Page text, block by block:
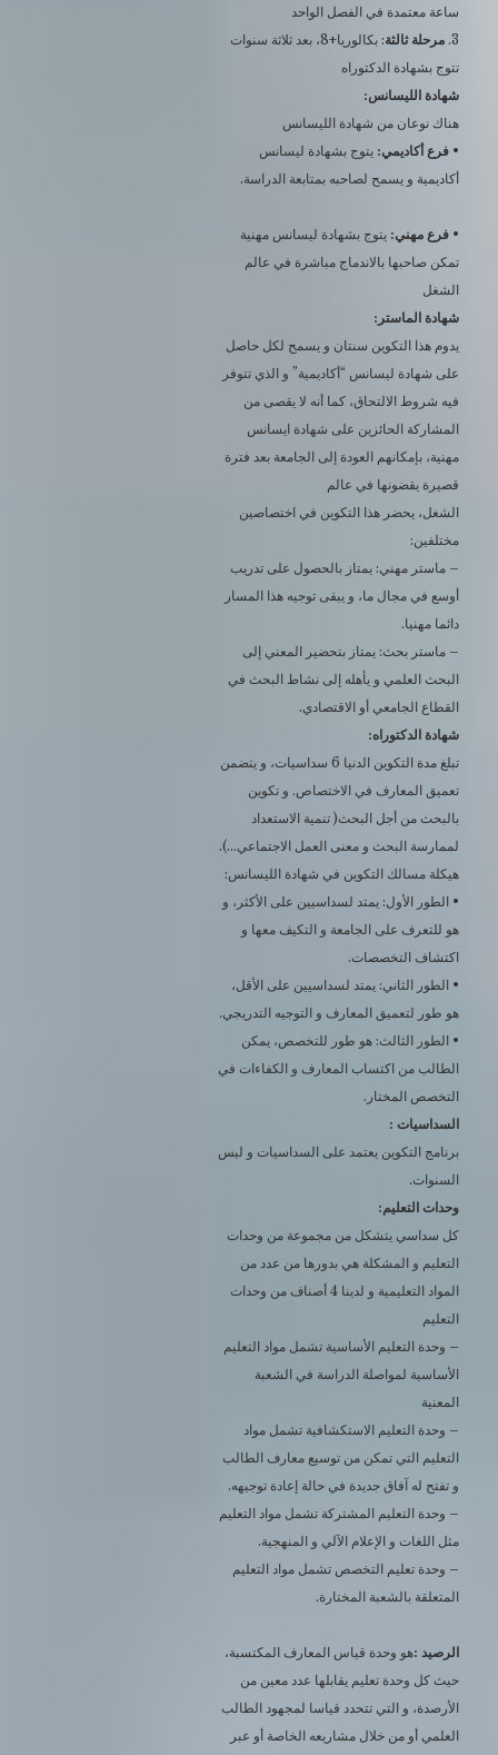
ساعة معتمدة في الفصل الواحد
3. مرحلة ثالثة
: بكالوريا+8، بعد ثلاثة سنوات
تتوج بشهادة الدكتوراه
شهادة الليسانس:
هناك نوعان من شهادة الليسانس
• فرع أكاديمي: يتوج بشهادة ليسانس
أكاديمية و يسمح لصاحبه بمتابعة الدراسة.
• فرع مهني: يتوج بشهادة ليسانس مهنية
تمكن صاحبها بالاندماج مباشرة في عالم
الشغل
شهادة الماستر:
يدوم هذا التكوين سنتان و يسمح لكل حاصل
على شهادة ليسانس “أكاديمية” و الذي تتوفر
فيه شروط الالتحاق، كما أنه لا يقصى من
المشاركة الحائزين على شهادة ايسانس
مهنية، بإمكانهم العودة إلى الجامعة بعد فترة
قصيرة يقضونها في عالم
الشغل، يحضر هذا التكوين في اختصاصين
مختلفين:
– ماستر مهني: يمتاز بالحصول على تدريب
أوسع في مجال ما، و يبقى توجيه هذا المسار
دائما مهنيا.
– ماستر بحث: يمتاز بتحضير المعني إلى
البحث العلمي و يأهله إلى نشاط البحث في
القطاع الجامعي أو الاقتصادي.
شهادة الدكتوراه:
تبلغ مدة التكوين الدنيا 6 سداسيات، و يتضمن
تعميق المعارف في الاختصاص. و تكوين
بالبحث من أجل البحث( تنمية الاستعداد
لممارسة البحث و معنى العمل الاجتماعي…).
هيكلة مسالك التكوين في شهادة الليسانس:
• الطور الأول: يمتد لسداسيين على الأكثر، و
هو للتعرف على الجامعة و التكيف معها و
اكتشاف التخصصات.
• الطور الثاني: يمتد لسداسيين على الأقل،
هو طور لتعميق المعارف و التوجيه التدريجي.
• الطور الثالث: هو طور للتخصص، يمكن
الطالب من اكتساب المعارف و الكفاءات في
التخصص المختار.
السداسيات :
برنامج التكوين يعتمد على السداسيات و ليس
السنوات.
وحدات التعليم:
كل سداسي يتشكل من مجموعة من وحدات
التعليم و المشكلة هي بدورها من عدد من
المواد التعليمية و لدينا 4 أصناف من وحدات
التعليم
– وحدة التعليم الأساسية تشمل مواد التعليم
الأساسية لمواصلة الدراسة في الشعبة
المعنية
– وحدة التعليم الاستكشافية تشمل مواد
التعليم التي تمكن من توسيع معارف الطالب
و تفتح له آفاق جديدة في حالة إعادة توجيهه.
– وحدة التعليم المشتركة تشمل مواد التعليم
مثل اللغات و الإعلام الآلي و المنهجية.
– وحدة تعليم التخصص تشمل مواد التعليم
المتعلقة بالشعبة المختارة.
الرصيد :هو وحدة قياس المعارف المكتسبة،
حيث كل وحدة تعليم يقابلها عدد معين من
الأرصدة، و التي تتحدد قياسا لمجهود الطالب
العلمي أو من خلال مشاريعه الخاصة أو عبر